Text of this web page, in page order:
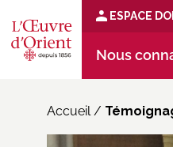
ESPACE
Nous
Accueil/